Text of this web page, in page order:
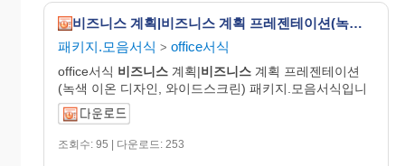
비즈니스 계획|비즈니스 계획 프레젠테이션(녹색 이온 디자인, 와이드스크린)
패키지.모음서식 > office서식
office서식 비즈니스 계획|비즈니스 계획 프레젠테이션
(녹색 이온 디자인, 와이드스크린) 패키지.모음서식입니
조회수: 95 | 다운로드: 253